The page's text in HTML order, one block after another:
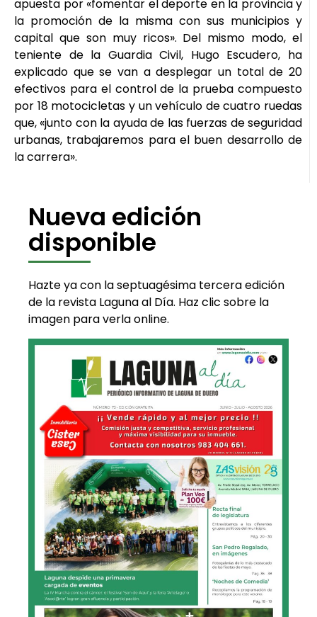
apuesta por «fomentar el deporte en la provincia y
la promoción de la misma con sus municipios y
capital que son muy ricos». Del mismo modo, el
teniente de la Guardia Civil, Hugo Escudero, ha
explicado que se van a desplegar un total de 20
efectivos para el control de la prueba compuesto
por 18 motocicletas y un vehículo de cuatro ruedas
que, «junto con la ayuda de las fuerzas de seguridad
urbanas, trabajaremos para el buen desarrollo de
la carrera».
Nueva edición
disponible
Hazte ya con la septuagésima tercera edición
de la revista Laguna al Día. Haz clic sobre la
imagen para verla online.